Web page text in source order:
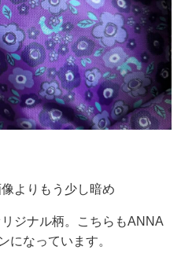
像よりもう少し暗め
ジナル柄。こちらもANNA
になっています。